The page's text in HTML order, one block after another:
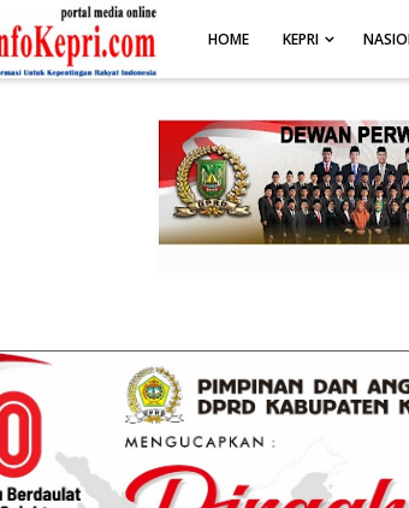
0 auto; max-width: 100%; height: auto; }
HOME KEPRI